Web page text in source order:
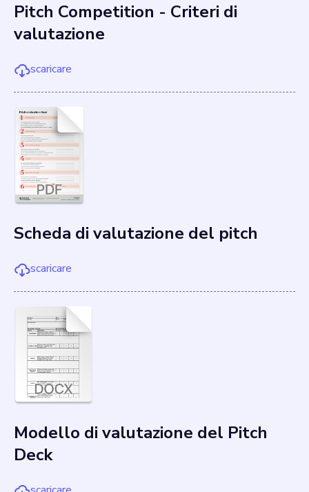
Pitch Competition - Criteri di
valutazione
scaricare
Scheda di valutazione del pitch
scaricare
Modello di valutazione del Pitch
Deck